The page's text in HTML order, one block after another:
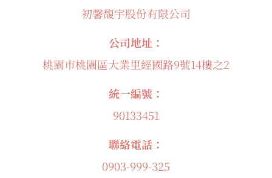
初馨馥宇股份有限公司
公司地址：
桃園市桃園區大業里經國路9號14樓之2
統一編號：
90133451
聯絡電話：
0903-999-325